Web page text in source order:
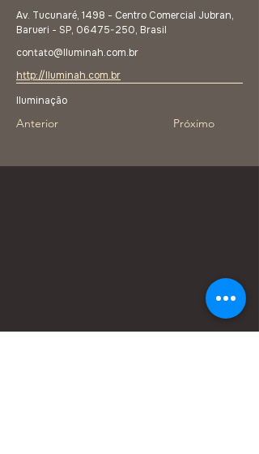
Av. Tucunaré, 1498 - Centro Comercial Jubran,
Barueri - SP, 06475-250, Brasil
contato@lluminah.com.br
http://lluminah.com.br
Iluminação
Anterior Próximo